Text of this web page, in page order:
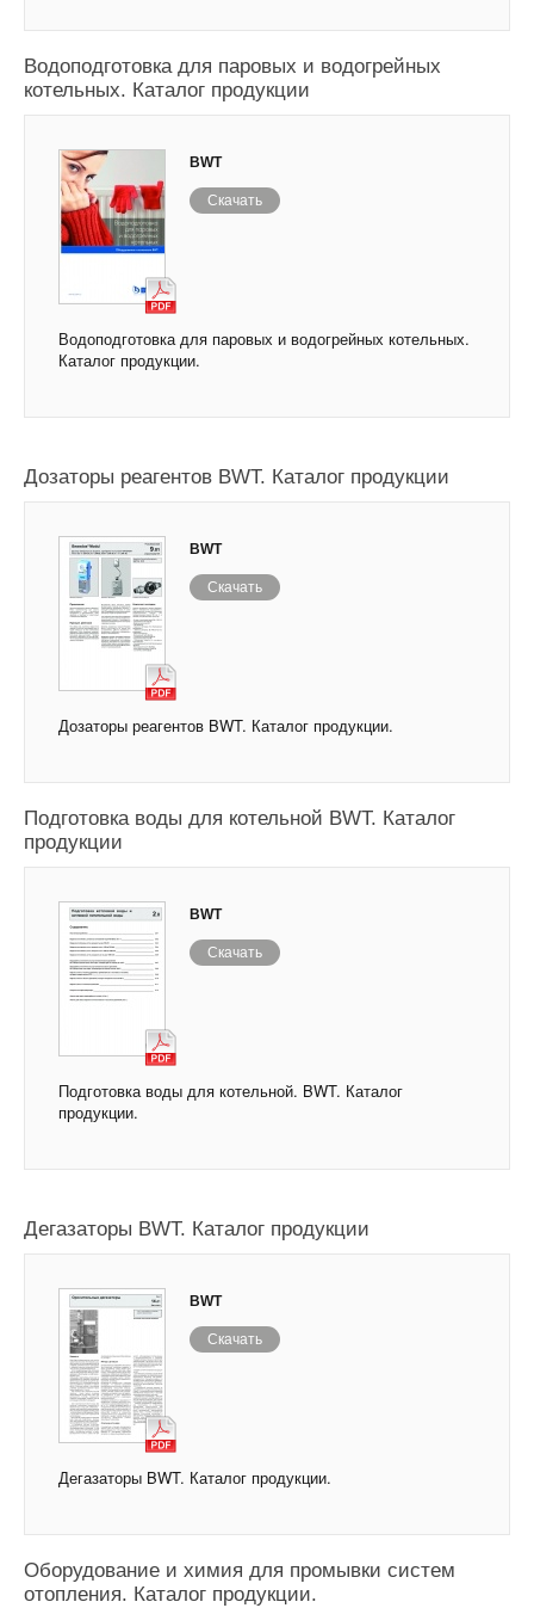
Водоподготовка для паровых и водогрейных
котельных. Каталог продукции
BWT
Скачать
Водоподготовка для паровых и водогрейных котельных.
Каталог продукции.
Дозаторы реагентов BWT. Каталог продукции
BWT
Скачать
Дозаторы реагентов BWT. Каталог продукции.
Подготовка воды для котельной BWT. Каталог
продукции
BWT
Скачать
Подготовка воды для котельной. BWT. Каталог
продукции.
Дегазаторы BWT. Каталог продукции
BWT
Скачать
Дегазаторы BWT. Каталог продукции.
Оборудование и химия для промывки систем
отопления. Каталог продукции.